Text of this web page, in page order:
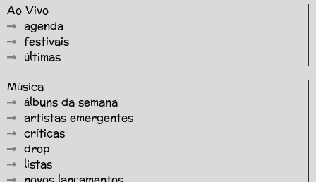
Ao Vivo
agenda
festivais
últimas
Música
álbuns da semana
artistas emergentes
críticas
drop
listas